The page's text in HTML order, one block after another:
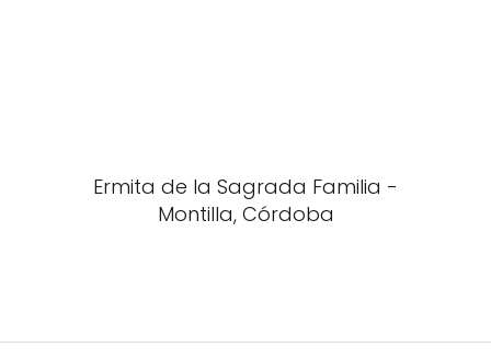
Ermita de la Sagrada Familia -
Montilla, Córdoba